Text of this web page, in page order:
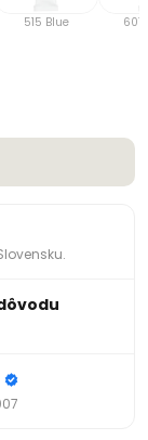
515 Blue 607